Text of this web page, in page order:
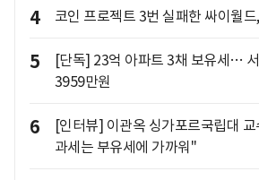
4 코인 프로젝트 3번 실패한 싸이월
5
[단독] 23억 아파트 3채 보유세…
3959만원
6
[인터뷰] 이관옥 싱가포르국립대
과세는 부유세에 가까워"